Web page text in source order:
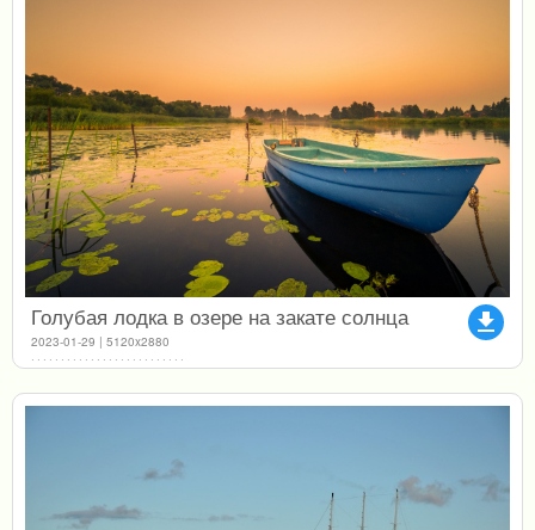
file_download
Голубая лодка в озере на закате солнца
2023-01-29 | 5120x2880